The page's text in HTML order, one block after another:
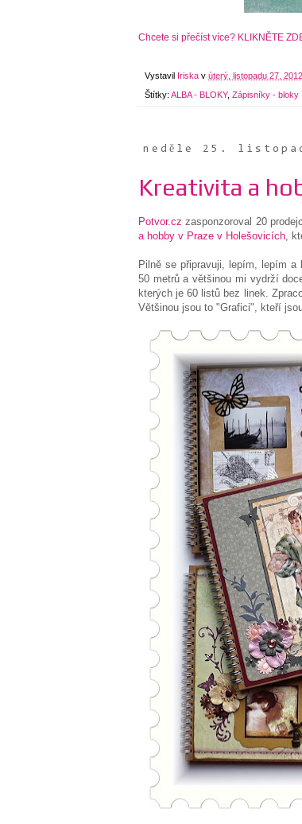
Chcete si přečíst více? KLIKNĚTE
Vystavil Iriska v úterý, listopadu 27, 2012
Štítky: ALBA - BLOKY, Zápisníky - bloky
neděle 25.
Kreativita a
Potvor.czzasponzoroval 20
a hobby v Praze v Holešovicích ,
Pilně se připravuji, lepím, lepím a
50 metrů a většinou mi vydrží
kterých je 60 listů bez linek.
Většinou jsou to "Grafici", kteří